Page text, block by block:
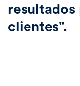
resultados
clientes".